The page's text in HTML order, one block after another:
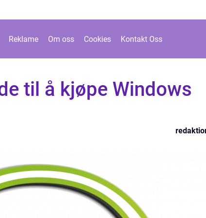
Reklame Om oss Cookies Kontakt Oss
til å kjøpe Windows